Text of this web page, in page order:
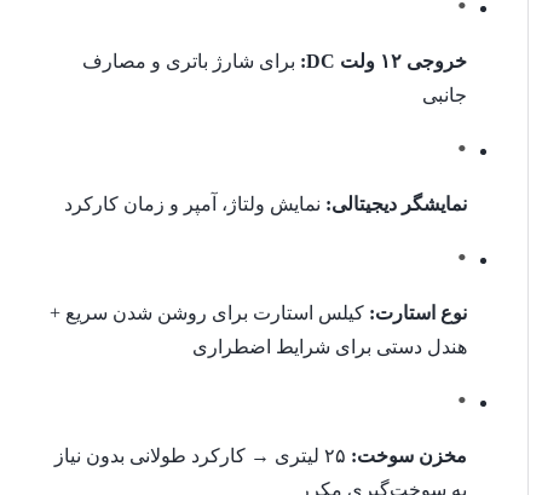
سی‌سی
سانتی‌متر
تأمین برق اضطراری برای خانه‌ها و ویلاها
خروجی ۱۲ ولت DC:
برای شارژ باتری و مصارف
جانبی
نمایشگر دیجیتالی: نمایش ولتاژ، آمپر و زمان کارکرد
نوع استارت: کیلس استارت برای روشن شدن سریع +
هندل دستی برای شرایط اضطراری
مخزن سوخت:
۲۵ لیتری → کارکرد طولانی بدون نیاز
به سوخت‌گیری مکرر